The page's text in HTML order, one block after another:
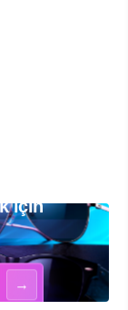
incele - Güneş
için
→